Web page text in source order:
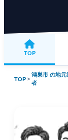
TOP
TOP＞
鴻巣市 の地元
者